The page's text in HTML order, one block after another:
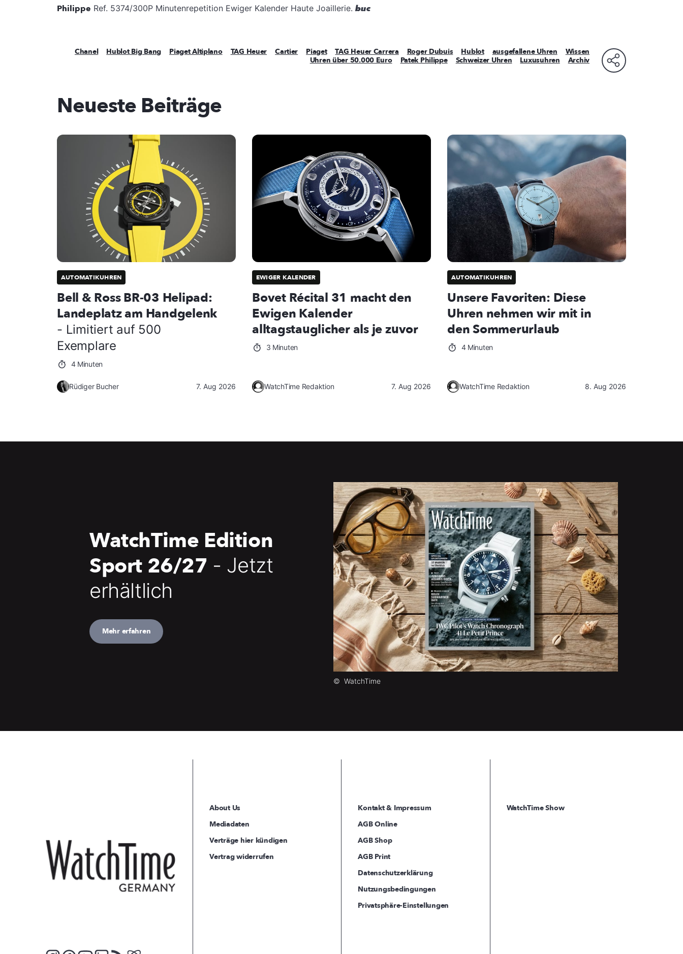
Philippe Ref. 5374/300P Minutenrepetition Ewiger Kalender Haute Joaillerie. buc
Chanel Hublot Big Bang Piaget Altiplano TAG Heuer Cartier Piaget TAG Heuer Carrera Roger Dubuis Hublot ausgefallene Uhren
Wissen
Uhren über 50.000 Euro
Patek Philippe Schweizer Uhren Luxusuhren Archiv
Neueste Beiträge
AUTOMATIKUHREN
Bell & Ross BR-03 Helipad:
Landeplatz am Handgelenk
- Limitiert auf 500
Exemplare
4 Minuten
Rüdiger Bucher 7. Aug 2026
EWIGER KALENDER
Bovet Récital 31 macht den
Ewigen Kalender
alltagstauglicher als je zuvor
3 Minuten
WatchTime Redaktion 7. Aug 2026
AUTOMATIKUHREN
Unsere Favoriten: Diese
Uhren nehmen wir mit in
den Sommerurlaub
4 Minuten
WatchTime Redaktion 8. Aug 2026
© WatchTime
WatchTime Edition
Sport 26/27 - Jetzt
erhältlich
Mehr erfahren
About Us
Mediadaten
Verträge hier kündigen
Vertrag widerrufen
Kontakt & Impressum
AGB Online
AGB Shop
AGB Print
Datenschutzerklärung
Nutzungsbedingungen
Privatsphäre-Einstellungen
WatchTime Show